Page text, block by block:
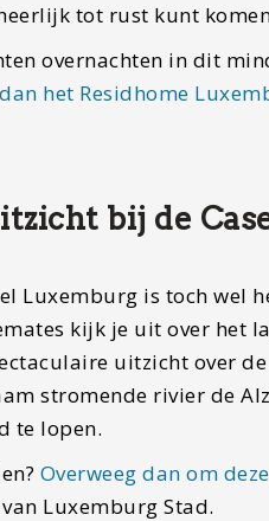
tot rust kunt
overnachten in dit
het Residhome
bij de
Luxemburg is toch wel
kijk je uit over het
uitzicht over
stromende rivier de
te lopen.
Overweeg dan om
Luxemburg Stad.